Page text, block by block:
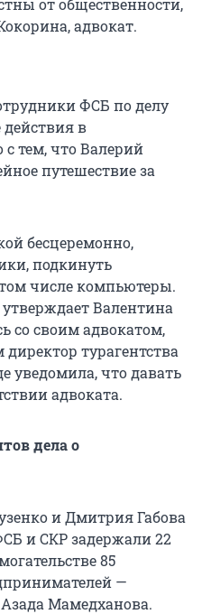
от общественности,
адвокат.
ФСБ по делу
в
с тем, что Валерий
путешествие за
бесцеремонно,
подкинуть
числе компьютеры.
Валентина
со своим адвокатом,
турагентства
уведомила, что давать
адвоката.
дела о
и Дмитрия Габова
и СКР задержали 22
85
—
Мамедханова.